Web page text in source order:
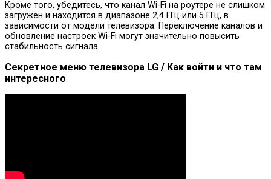
Кроме того, убедитесь, что канал Wi-Fi на роутере не слишком
загружен и находится в диапазоне 2,4 ГГц или 5 ГГц, в
зависимости от модели телевизора. Переключение каналов и
обновление настроек Wi-Fi могут значительно повысить
стабильность сигнала.
Секретное меню телевизора LG / Как войти и что там
интересного